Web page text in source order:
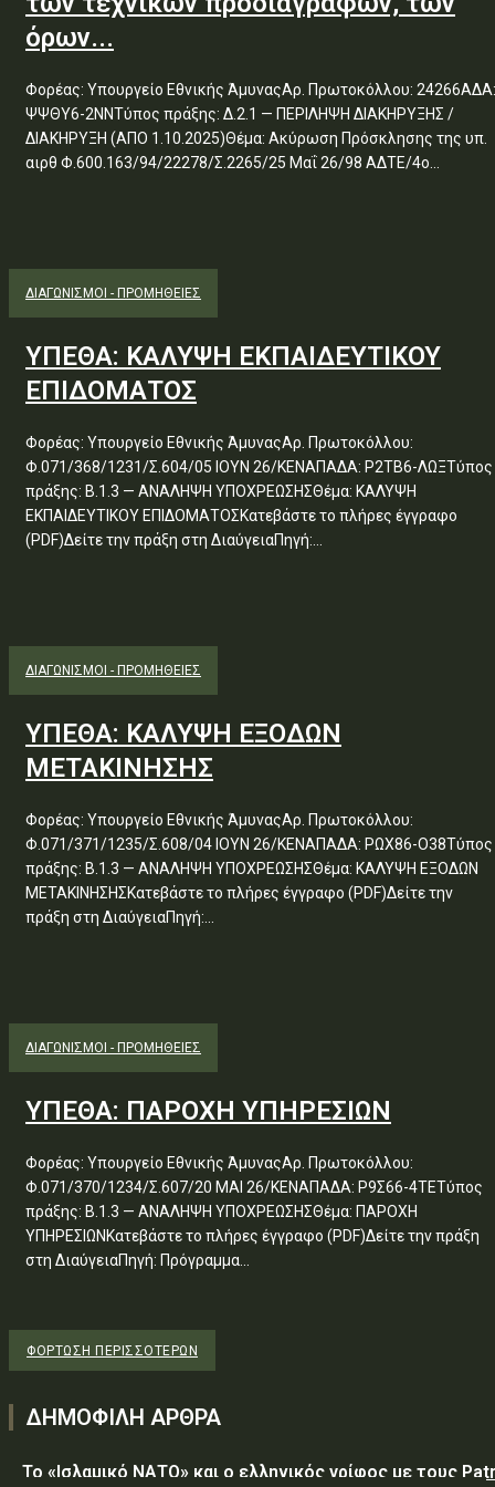
όρων...
Φορέας: Υπουργείο Εθνικής ΆμυναςΑρ. Πρωτοκόλλου: 24266ΑΔΑ:
ΨΨΘΥ6-2ΝΝΤύπος πράξης: Δ.2.1 — ΠΕΡΙΛΗΨΗ ΔΙΑΚΗΡΥΞΗΣ /
ΔΙΑΚΗΡΥΞΗ (ΑΠΟ 1.10.2025)Θέμα: Ακύρωση Πρόσκλησης της υπ.
αιρθ Φ.600.163/94/22278/Σ.2265/25 Μαΐ 26/98 ΑΔΤΕ/4ο...
ΔΙΑΓΩΝΙΣΜΟΊ - ΠΡΟΜΉΘΕΙΕΣ
ΥΠΕΘΑ: ΚΑΛΥΨΗ ΕΚΠΑΙΔΕΥΤΙΚΟΥ
ΕΠΙΔΟΜΑΤΟΣ
Φορέας: Υπουργείο Εθνικής ΆμυναςΑρ. Πρωτοκόλλου:
Φ.071/368/1231/Σ.604/05 ΙΟΥΝ 26/ΚΕΝΑΠΑΔΑ: Ρ2ΤΒ6-ΛΩΞΤύπος
πράξης: Β.1.3 — ΑΝΑΛΗΨΗ ΥΠΟΧΡΕΩΣΗΣΘέμα: ΚΑΛΥΨΗ
ΕΚΠΑΙΔΕΥΤΙΚΟΥ ΕΠΙΔΟΜΑΤΟΣΚατεβάστε το πλήρες έγγραφο
(PDF)Δείτε την πράξη στη ΔιαύγειαΠηγή:...
ΔΙΑΓΩΝΙΣΜΟΊ - ΠΡΟΜΉΘΕΙΕΣ
ΥΠΕΘΑ: ΚΑΛΥΨΗ ΕΞΟΔΩΝ
ΜΕΤΑΚΙΝΗΣΗΣ
Φορέας: Υπουργείο Εθνικής ΆμυναςΑρ. Πρωτοκόλλου:
Φ.071/371/1235/Σ.608/04 ΙΟΥΝ 26/ΚΕΝΑΠΑΔΑ: ΡΩΧ86-Ο38Τύπος
πράξης: Β.1.3 — ΑΝΑΛΗΨΗ ΥΠΟΧΡΕΩΣΗΣΘέμα: ΚΑΛΥΨΗ ΕΞΟΔΩΝ
ΜΕΤΑΚΙΝΗΣΗΣΚατεβάστε το πλήρες έγγραφο (PDF)Δείτε την
πράξη στη ΔιαύγειαΠηγή:...
ΔΙΑΓΩΝΙΣΜΟΊ - ΠΡΟΜΉΘΕΙΕΣ
ΥΠΕΘΑ: ΠΑΡΟΧΗ ΥΠΗΡΕΣΙΩΝ
Φορέας: Υπουργείο Εθνικής ΆμυναςΑρ. Πρωτοκόλλου:
Φ.071/370/1234/Σ.607/20 ΜΑΙ 26/ΚΕΝΑΠΑΔΑ: Ρ9Σ66-4ΤΕΤύπος
πράξης: Β.1.3 — ΑΝΑΛΗΨΗ ΥΠΟΧΡΕΩΣΗΣΘέμα: ΠΑΡΟΧΗ
ΥΠΗΡΕΣΙΩΝΚατεβάστε το πλήρες έγγραφο (PDF)Δείτε την πράξη
στη ΔιαύγειαΠηγή: Πρόγραμμα...
ΦΌΡΤΩΣΗ ΠΕΡΙΣΣΟΤΈΡΩΝ
ΔΗΜΟΦΙΛΗ ΑΡΘΡΑ
Το «Ισλαμικό ΝΑΤΟ» και ο ελληνικός γρίφος με τους